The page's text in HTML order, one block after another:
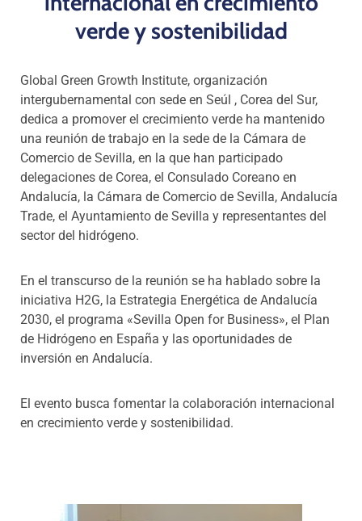
verde y sostenibilidad
Global Green Growth Institute, organización
intergubernamental con sede en Seúl , Corea del Sur,
dedica a promoverel crecimiento verde ha mantenido
una reunión de trabajo en la sede de la Cámara de
Comercio de Sevilla, en la que han participado
delegaciones de Corea, el Consulado Coreano en
Andalucía, la Cámara de Comercio de Sevilla, Andalucía
Trade, el Ayuntamiento de Sevilla y representantes del
sector del hidrógeno.
En el transcurso de la reunión se ha hablado sobre la
iniciativa H2G, la Estrategia Energética de Andalucía
2030, el programa «Sevilla Open for Business», el Plan
de Hidrógeno en España y las oportunidades de
inversión en Andalucía.
El evento busca fomentar la colaboración internacional
en crecimiento verde y sostenibilidad.